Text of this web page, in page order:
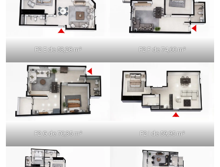
F2 E de 53,28 m² F2 F de 74,60 m²
F2 G de 70,35 m² F2 I de 59,95 m²